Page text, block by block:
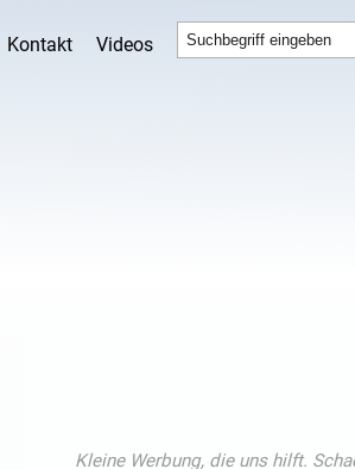
Kontakt Videos